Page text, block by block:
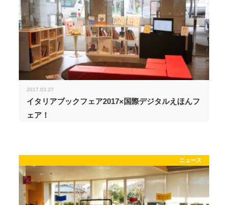
2017.03.27
イタリアブックフェア2017×国際デジタルえほんフ
ェア！
ニュース